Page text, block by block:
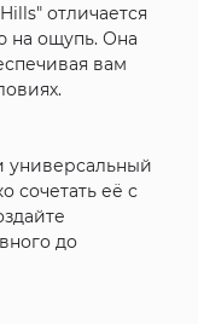
отличается
на ощупь. Она
вам
универсальный
сочетать её с
до